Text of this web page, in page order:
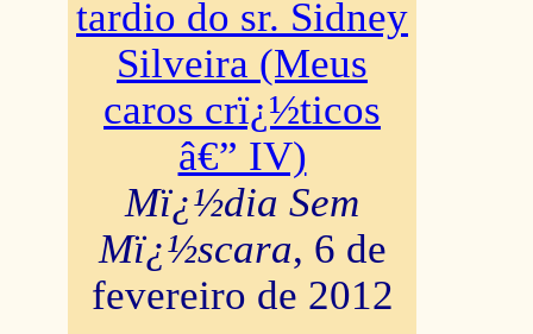
tardio do sr. Sidney
Silveira (Meus
caros crï¿½ticos
â€” IV)
Mï¿½dia Sem
Mï¿½scara, 6 de
fevereiro de 2012